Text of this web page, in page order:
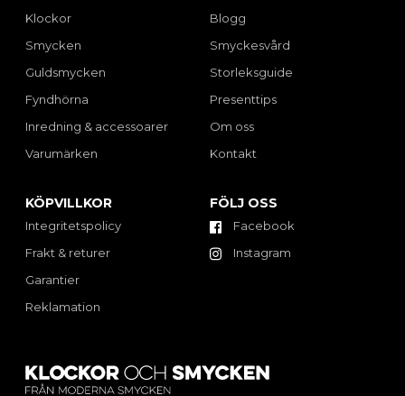
Klockor
Smycken
Guldsmycken
Fyndhörna
Inredning & accessoarer
Varumärken
Blogg
Smyckesvård
Storleksguide
Presenttips
Om oss
Kontakt
KÖPVILLKOR
Integritetspolicy
Frakt & returer
Garantier
Reklamation
FÖLJ OSS
Facebook
Instagram